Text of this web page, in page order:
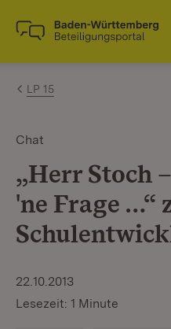
Zum Inhalt springen
Link zur Startseite
LP 15
Chat
„Herr Stoch
'ne Frage …“
22.10.2013
Lesezeit: 1 Minute